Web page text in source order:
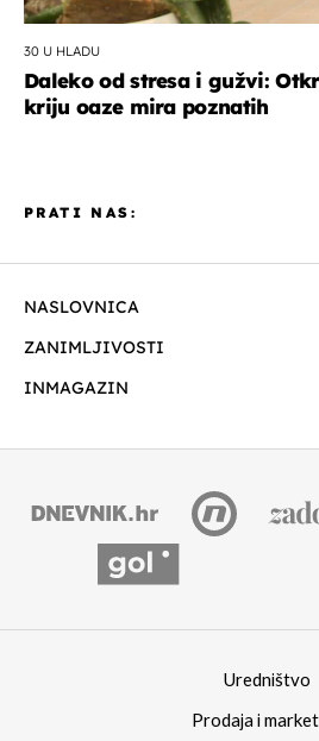
30 U HLADU
Daleko od stresa i gužvi:
kriju oaze mira poznatih
NASLOVNICA
ZANIMLJIVOSTI
INMAGAZIN
PRATI NAS:
Uredništvo
Prodaja i